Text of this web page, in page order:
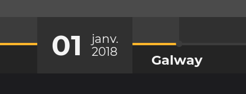
01
janv.
2018
Galway